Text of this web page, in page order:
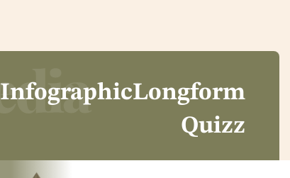
InfographicLongform
Quizz